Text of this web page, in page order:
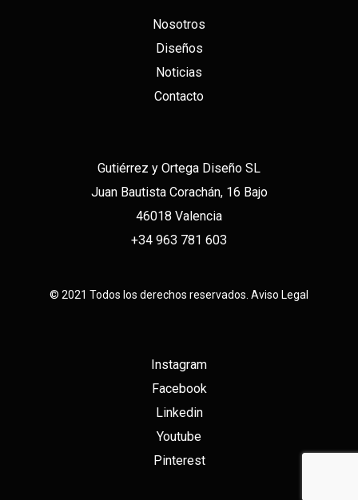
Nosotros
Diseños
Noticias
Contacto
Gutiérrez y Ortega Diseño SL
Juan Bautista Corachán, 16 Bajo
46018 Valencia
+34 963 781 603
© 2021 Todos los derechos reservados. Aviso Legal
Instagram
Facebook
Linkedin
Youtube
Pinterest